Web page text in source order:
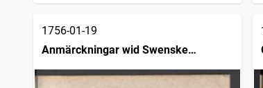
1756-01-19
Anmärckningar wid Swenske
posttidningarne